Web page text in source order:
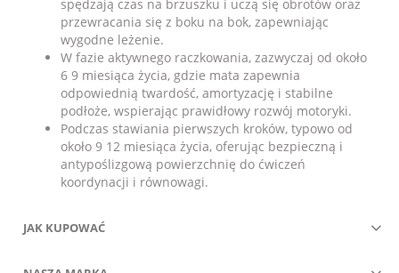
spędzają czas na brzuszku i uczą się obrotów oraz
przewracania się z boku na bok, zapewniając
wygodne leżenie.
W fazie aktywnego raczkowania, zazwyczaj od około
6 9 miesiąca życia, gdzie mata zapewnia
odpowiednią twardość, amortyzację i stabilne
podłoże, wspierając prawidłowy rozwój motoryki.
Podczas stawiania pierwszych kroków, typowo od
około 9 12 miesiąca życia, oferując bezpieczną i
antypoślizgową powierzchnię do ćwiczeń
koordynacji i równowagi.
JAK KUPOWAĆ